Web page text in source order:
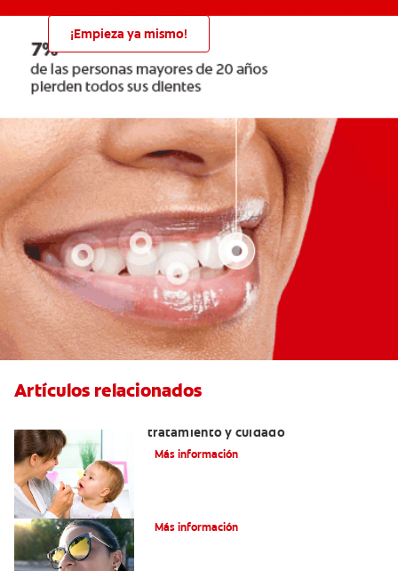
¡Empieza ya mismo!
Artículos relacionados
tratamiento y cuidado
Más información
Más información